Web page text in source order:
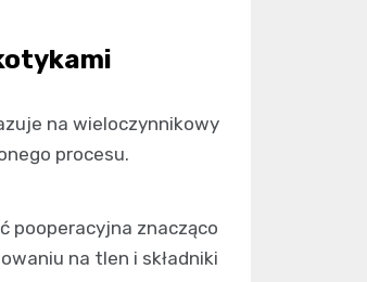
na wieloczynnikowy
procesu.
pooperacyjna znacząco
na tlen i składniki